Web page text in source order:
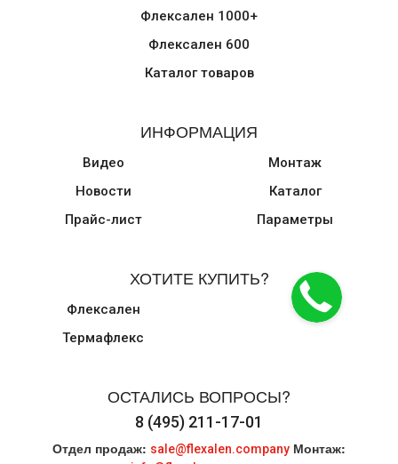
Флексален 1000+
Флексален 600
Каталог товаров
ИНФОРМАЦИЯ
Видео
Новости
Прайс-лист
Монтаж
Каталог
Параметры
ХОТИТЕ КУПИТЬ?
Флексален
Термафлекс
ОСТАЛИСЬ ВОПРОСЫ?
8 (495) 211-17-01
Отдел продаж: sale@flexalen.company Монтаж: